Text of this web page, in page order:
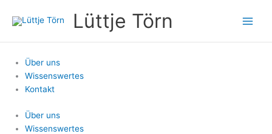
Inhalt
Lüttje Törn
Über uns
Wissenswertes
Kontakt
Über uns
Wissenswertes